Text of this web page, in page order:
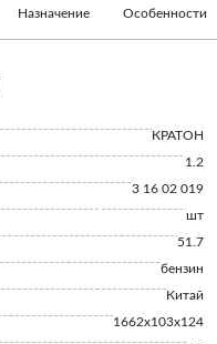
Назначение Особенности
КРАТОН
1.2
3 16 02 019
шт
51.7
бензин
Китай
1662x103x124